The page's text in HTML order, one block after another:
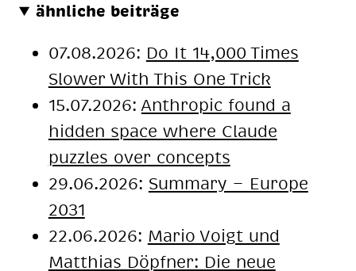
ähnliche beiträge
07.08.2026: Do It 14,000 Times
Slower With This One Trick
15.07.2026: Anthropic found a
hidden space where Claude
puzzles over concepts
29.06.2026: Summary — Europe
2031
22.06.2026: Mario Voigt und
Matthias Döpfner: Die neue